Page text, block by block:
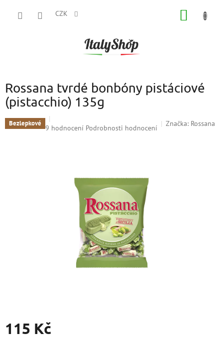
CZK
Rossana tvrdé bonbóny pistáciové
(pistacchio) 135g
Bezlepkové Průměrné
9 hodnocení Podrobnosti hodnocení
Značka: Rossana
115 Kč